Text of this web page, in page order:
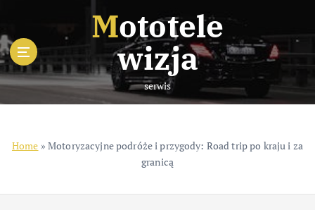
i
p
t
o
c
Mototele
wizja
serwis
Home » Motoryzacyjne podróże i przygody: Road trip po kraju i za
granicą